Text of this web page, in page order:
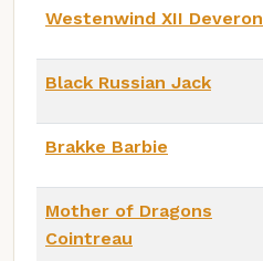
Westenwind XII Deveron
Black Russian Jack
Brakke Barbie
Mother of Dragons
Cointreau